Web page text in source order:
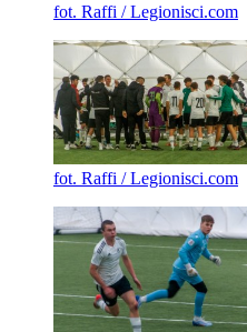
fot. Raffi / Legionisci.com
fot. Raffi / Legionisci.com